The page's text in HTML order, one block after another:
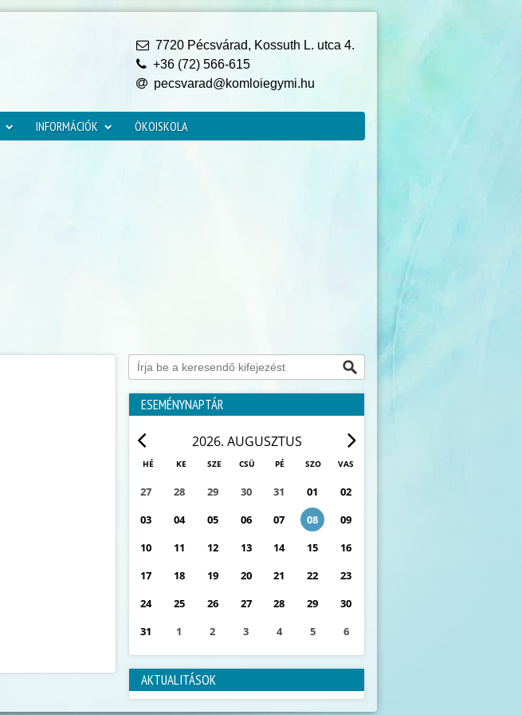
7720 Pécsvárad, Kossuth L. utca 4.
+36 (72) 566-615
pecsvarad@komloiegymi.hu
INFORMÁCIÓK ÖKOISKOLA
ESEMÉNYNAPTÁR
2026. AUGUSZTUS
HÉ KE SZE CSÜ PÉ SZO VAS
27 28 29 30 31 01
02
03
04 05 06 07 08
09
10
11 12 13 14 15
16
17
18 19 20 21 22
23
24
25 26 27 28 29
30
31
1 2 3 4 5 6
0ESEMÉNY
AKTUALITÁSOK